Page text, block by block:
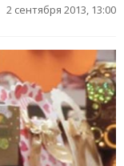
2 сентября 2013, 13:00